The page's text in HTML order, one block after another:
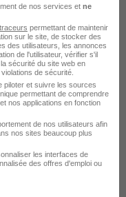
Réseaux -
de nos services et ne
permettant de maintenir
sur le site, de stocker des
des utilisateurs, les annonces
de l'utilisateur, vérifier s'il
sécurité du site web en
de sécurité.
piloter et suivre les sources
permettant de comprendre
nos applications en fonction
de nos utilisateurs afin
nos sites beaucoup plus
les interfaces de
des offres d'emploi ou